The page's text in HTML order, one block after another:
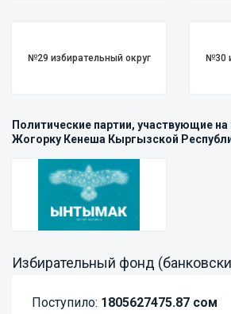
№29 избирательный округ №30
Политические партии, участвующие
Жогорку Кенеша Кыргызской
Избирательный фонд
Поступило: 1805627475.87 сом